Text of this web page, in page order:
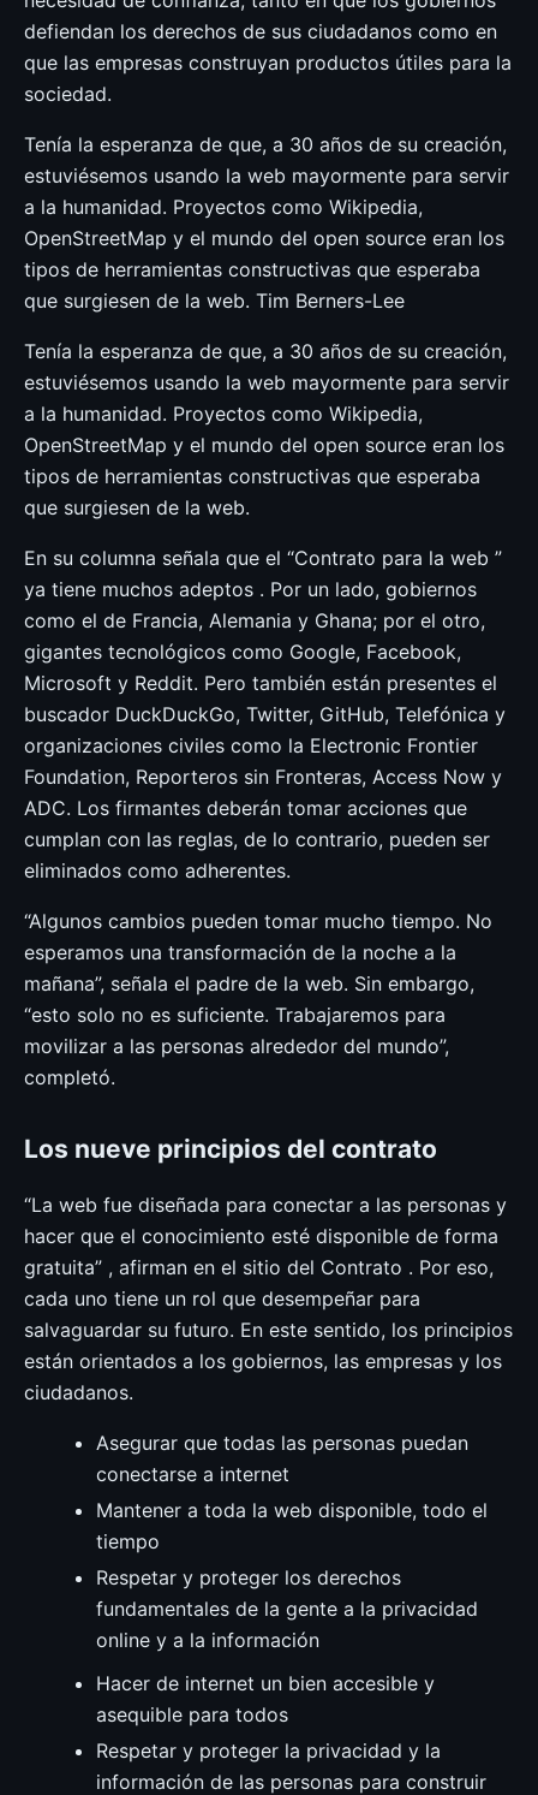
defiendan los derechos de sus ciudadanos como en
que las empresas construyan productos útiles para la
sociedad.
Tenía la esperanza de que, a 30 años de su creación,
estuviésemos usando la web mayormente para servir
a la humanidad. Proyectos como Wikipedia,
OpenStreetMap y el mundo del open source eran los
tipos de herramientas constructivas que esperaba
que surgiesen de la web. Tim Berners-Lee
Tenía la esperanza de que, a 30 años de su creación,
estuviésemos usando la web mayormente para servir
a la humanidad. Proyectos como Wikipedia,
OpenStreetMap y el mundo del open source eran los
tipos de herramientas constructivas que esperaba
que surgiesen de la web.
En su columna señala que el “Contrato para la web ”
ya tiene muchos adeptos . Por un lado, gobiernos
como el de Francia, Alemania y Ghana; por el otro,
gigantes tecnológicos como Google, Facebook,
Microsoft y Reddit. Pero también están presentes el
buscador DuckDuckGo, Twitter, GitHub, Telefónica y
organizaciones civiles como la Electronic Frontier
Foundation, Reporteros sin Fronteras, Access Now y
ADC. Los firmantes deberán tomar acciones que
cumplan con las reglas, de lo contrario, pueden ser
eliminados como adherentes.
“Algunos cambios pueden tomar mucho tiempo. No
esperamos una transformación de la noche a la
mañana”, señala el padre de la web. Sin embargo,
“esto solo no es suficiente. Trabajaremos para
movilizar a las personas alrededor del mundo”,
completó.
Los nueve principios del contrato
“La web fue diseñada para conectar a las personas y
hacer que el conocimiento esté disponible de forma
gratuita” , afirman en el sitio del Contrato . Por eso,
cada uno tiene un rol que desempeñar para
salvaguardar su futuro. En este sentido, los principios
están orientados a los gobiernos, las empresas y los
ciudadanos.
Asegurar que todas las personas puedan
conectarse a internet
Mantener a toda la web disponible, todo el
tiempo
Respetar y proteger los derechos
fundamentales de la gente a la privacidad
online y a la información
Hacer de internet un bien accesible y
asequible para todos
Respetar y proteger la privacidad y la
información de las personas para construir